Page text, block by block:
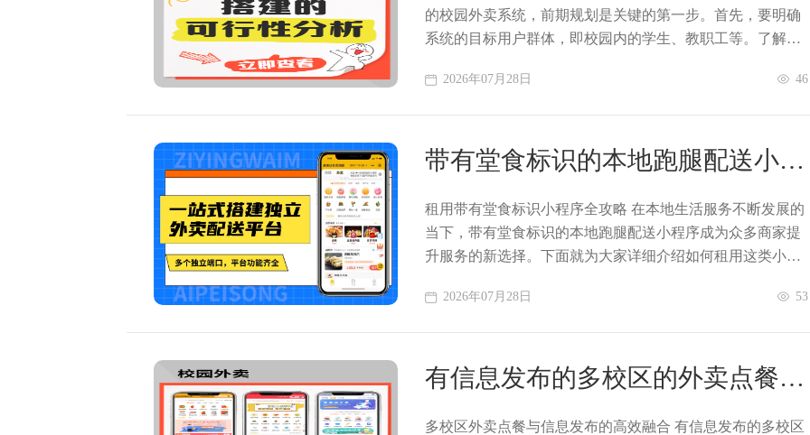
的校园外卖系统，前期规划是关键的第一步。首先，要明确
系统的目标用户群体，即校园内的学生、教职工等。了解他
2026年07月28日 46
带有堂食标识的本地跑腿配送小程
序怎么租用
租用带有堂食标识小程序全攻略 在本地生活服务不断发展的
当下，带有堂食标识的本地跑腿配送小程序成为众多商家提
升服务的新选择。下面就为大家详细介绍如何租用这类小程
2026年07月28日 53
有信息发布的多校区的外卖点餐系
统
多校区外卖点餐与信息发布的高效融合 有信息发布的多校区